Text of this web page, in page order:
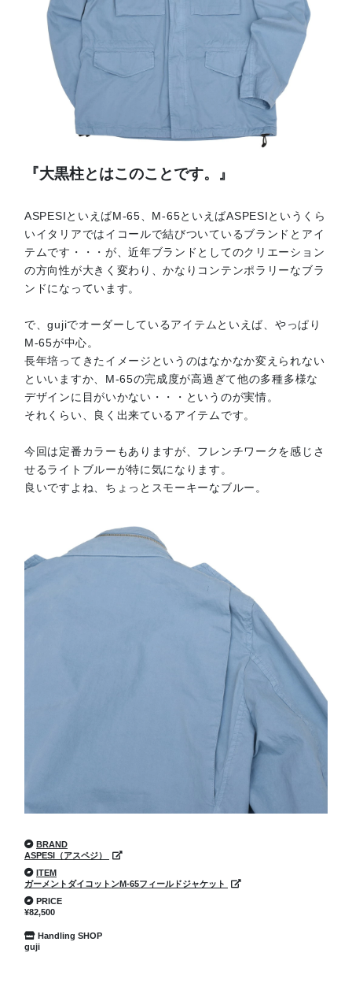
『大黒柱とはこのことです。』
ASPESIといえばM-65、M-65といえばASPESIというくら
いイタリアではイコールで結びついているブランドとアイ
テムです・・・が、近年ブランドとしてのクリエーション
の方向性が大きく変わり、かなりコンテンポラリーなブラ
ンドになっています。
で、gujiでオーダーしているアイテムといえば、やっぱり
M-65が中心。
長年培ってきたイメージというのはなかなか変えられない
といいますか、M-65の完成度が高過ぎて他の多種多様な
デザインに目がいかない・・・というのが実情。
それくらい、良く出来ているアイテムです。
今回は定番カラーもありますが、フレンチワークを感じさ
せるライトブルーが特に気になります。
良いですよね、ちょっとスモーキーなブルー。
BRAND
ASPESI（アスペジ）
ITEM
ガーメントダイコットンM-65フィールドジャケット
PRICE
¥82,500
Handling SHOP
guji